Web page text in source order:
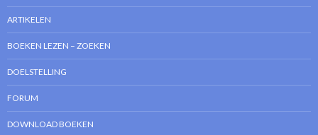
ARTIKELEN
BOEKEN LEZEN – ZOEKEN
DOELSTELLING
FORUM
DOWNLOAD BOEKEN